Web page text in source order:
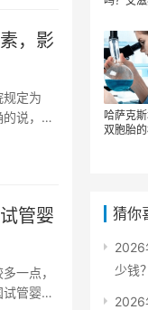
，影
定为
说，取
管婴
一点，
试管婴
哈萨克
双胞胎
猜你
2026
少钱
2026